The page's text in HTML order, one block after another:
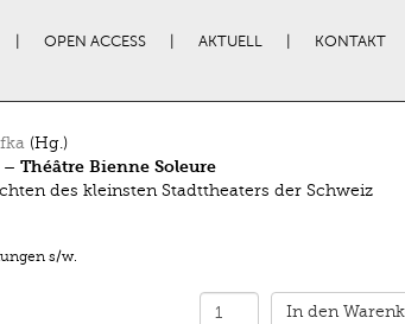
OPEN ACCESS AKTUELL KONTAKT
(Hg.)
Théâtre Bienne Soleure
des kleinsten Stadttheaters der Schweiz
s/w.
In den